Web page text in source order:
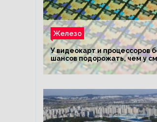
Железо
У видеокарт и процессоров
шансов подорожать, чем у